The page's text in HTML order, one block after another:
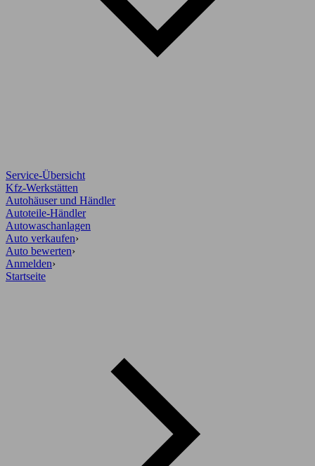
Service-Übersicht
Kfz-Werkstätten
Autohäuser und Händler
Autoteile-Händler
Autowaschanlagen
Auto verkaufen›
Auto bewerten›
Anmelden›
Startseite